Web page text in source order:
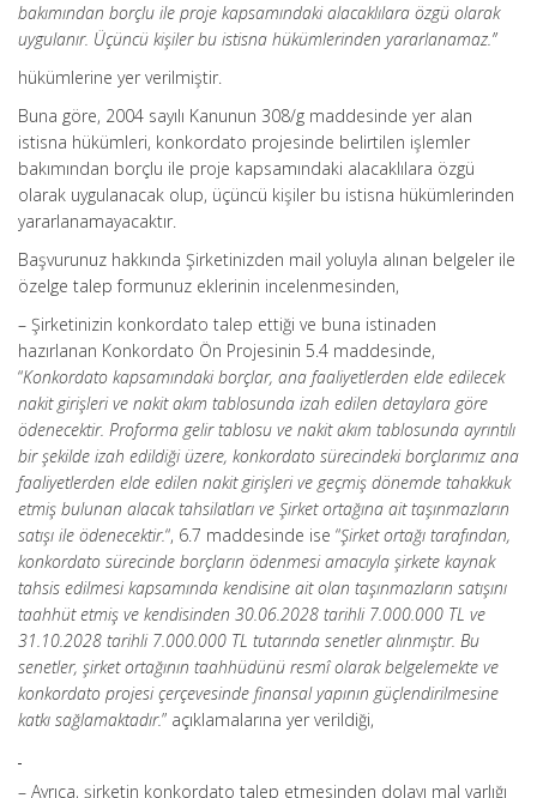
bakımından borçlu ile proje kapsamındaki alacaklılara özgü olarak
uygulanır. Üçüncü kişiler bu istisna hükümlerinden yararlanamaz.”
hükümlerine yer verilmiştir.
Buna göre, 2004 sayılı Kanunun 308/g maddesinde yer alan
istisna hükümleri, konkordato projesinde belirtilen işlemler
bakımından borçlu ile proje kapsamındaki alacaklılara özgü
olarak uygulanacak olup, üçüncü kişiler bu istisna hükümlerinden
yararlanamayacaktır.
Başvurunuz hakkında Şirketinizden mail yoluyla alınan belgeler ile
özelge talep formunuz eklerinin incelenmesinden,
– Şirketinizin konkordato talep ettiği ve buna istinaden
hazırlanan Konkordato Ön Projesinin 5.4 maddesinde,
“Konkordato kapsamındaki borçlar, ana faaliyetlerden elde edilecek
nakit girişleri ve nakit akım tablosunda izah edilen detaylara göre
ödenecektir. Proforma gelir tablosu ve nakit akım tablosunda ayrıntılı
bir şekilde izah edildiği üzere, konkordato sürecindeki borçlarımız ana
faaliyetlerden elde edilen nakit girişleri ve geçmiş dönemde tahakkuk
etmiş bulunan alacak tahsilatları ve Şirket ortağına ait taşınmazların
satışı ile ödenecektir.“, 6.7 maddesinde ise “Şirket ortağı tarafından,
konkordato sürecinde borçların ödenmesi amacıyla şirkete kaynak
tahsis edilmesi kapsamında kendisine ait olan taşınmazların satışını
taahhüt etmiş ve kendisinden 30.06.2028 tarihli 7.000.000 TL ve
31.10.2028 tarihli 7.000.000 TL tutarında senetler alınmıştır. Bu
senetler, şirket ortağının taahhüdünü resmî olarak belgelemekte ve
konkordato projesi çerçevesinde finansal yapının güçlendirilmesine
katkı sağlamaktadır.” açıklamalarına yer verildiği,
– Ayrıca, şirketin konkordato talep etmesinden dolayı mal varlığı